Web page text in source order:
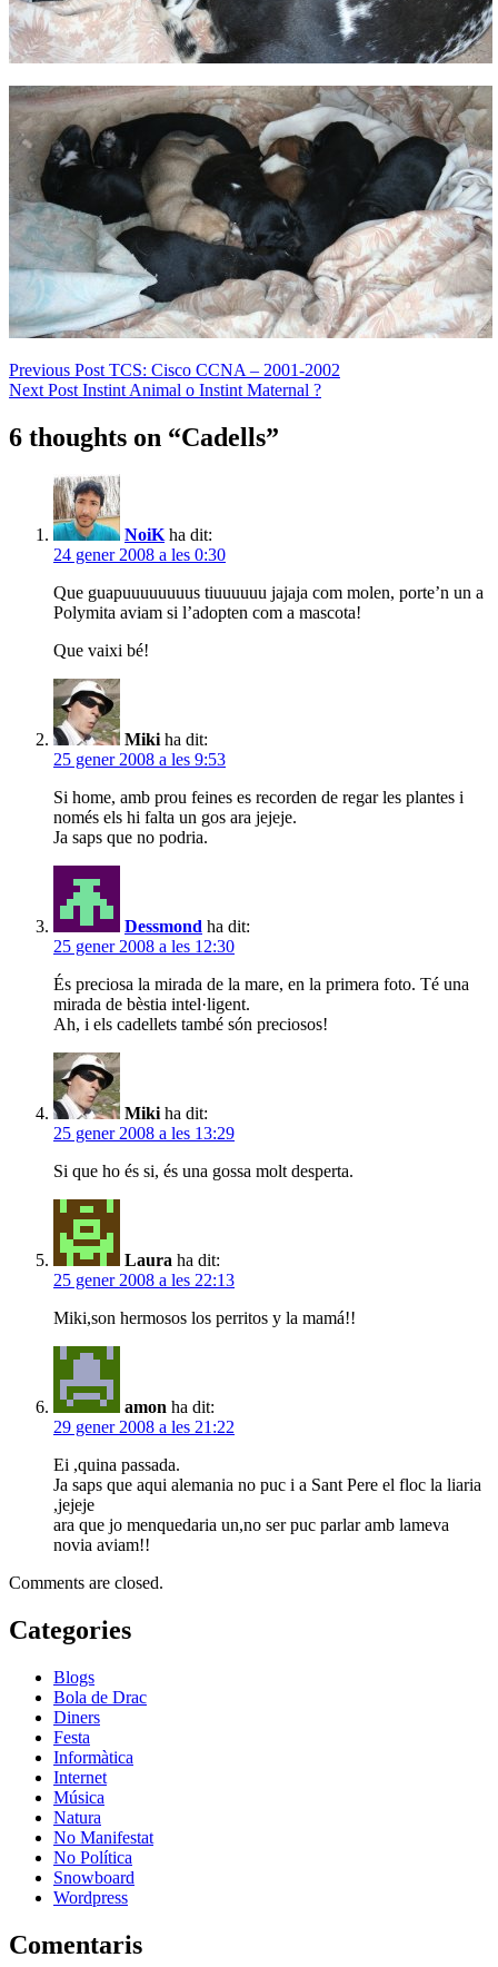
Navegació
d'entrades
Previous Post TCS: Cisco CCNA – 2001-2002
Next Post Instint Animal o Instint Maternal ?
6 thoughts on “Cadells”
NoiK ha dit:
24 gener 2008 a les 0:30
Que guapuuuuuuuus tiuuuuuu jajaja com molen, porte’n un a
Polymita aviam si l’adopten com a mascota!
Que vaixi bé!
Miki ha dit:
25 gener 2008 a les 9:53
Si home, amb prou feines es recorden de regar les plantes i
només els hi falta un gos ara jejeje.
Ja saps que no podria.
Dessmond ha dit:
25 gener 2008 a les 12:30
És preciosa la mirada de la mare, en la primera foto. Té una
mirada de bèstia intel·ligent.
Ah, i els cadellets també són preciosos!
Miki ha dit:
25 gener 2008 a les 13:29
Si que ho és si, és una gossa molt desperta.
Laura ha dit:
25 gener 2008 a les 22:13
Miki,son hermosos los perritos y la mamá!!
amon ha dit:
29 gener 2008 a les 21:22
Ei ,quina passada.
Ja saps que aqui alemania no puc i a Sant Pere el floc la liaria
,jejeje
ara que jo menquedaria un,no ser puc parlar amb lameva
novia aviam!!
Comments are closed.
Categories
Blogs
Bola de Drac
Diners
Festa
Informàtica
Internet
Música
Natura
No Manifestat
No Política
Snowboard
Wordpress
Comentaris